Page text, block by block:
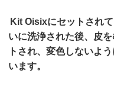
Kit Oisixにセットされ
いに洗浄された後、皮
トされ、変色しないよ
います。